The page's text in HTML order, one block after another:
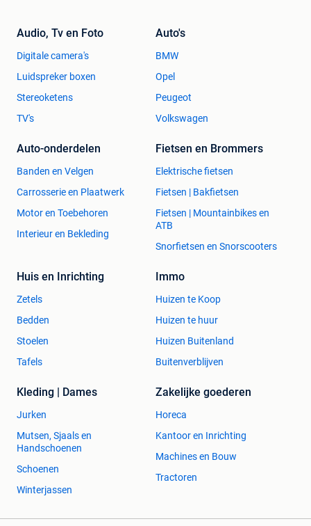
Audio, Tv en Foto
Digitale camera's
Luidspreker boxen
Stereoketens
TV's
Auto's
BMW
Opel
Peugeot
Volkswagen
Auto-onderdelen
Banden en Velgen
Carrosserie en Plaatwerk
Motor en Toebehoren
Interieur en Bekleding
Fietsen en Brommers
Elektrische fietsen
Fietsen | Bakfietsen
Fietsen | Mountainbikes en
ATB
Snorfietsen en Snorscooters
Huis en Inrichting
Zetels
Bedden
Stoelen
Tafels
Immo
Huizen te Koop
Huizen te huur
Huizen Buitenland
Buitenverblijven
Kleding | Dames
Jurken
Mutsen, Sjaals en
Handschoenen
Schoenen
Winterjassen
Zakelijke goederen
Horeca
Kantoor en Inrichting
Machines en Bouw
Tractoren